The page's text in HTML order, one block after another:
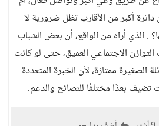
أكبر من الأقارب تظل ضرورية لا
. الذي أراه من الواقع، أن بعض الشباب
الاجتماعي العميق، حتى لو كانت
الصغيرة ممتازة، لأن الخبرة المتعددة
تضيف بعدًا مختلفًا للنصائح والدعم.